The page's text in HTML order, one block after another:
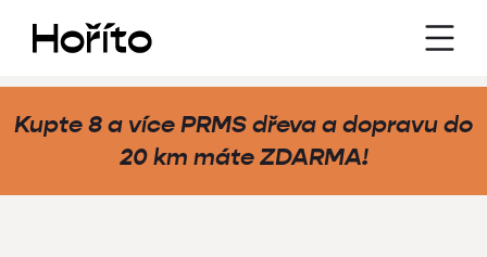
Kupte 8 a více PRMS dřeva a dopravu do
20 km máteZDARMA!